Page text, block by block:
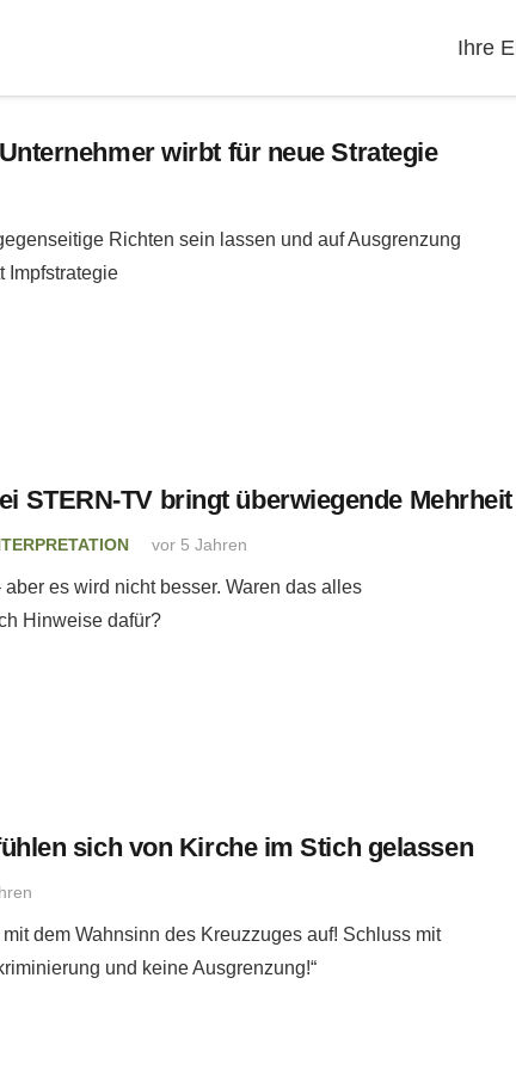
Ihre
wirbt für neue Strategie
Richten sein lassen und auf Ausgrenzung
Impfstrategie
STERN-TV bringt überwiegende
vor 5 Jahren
es wird nicht besser. Waren das alles
Hinweise dafür?
sich von Kirche im Stich gelassen
dem Wahnsinn des Kreuzzuges auf! Schluss mit
und keine Ausgrenzung!“